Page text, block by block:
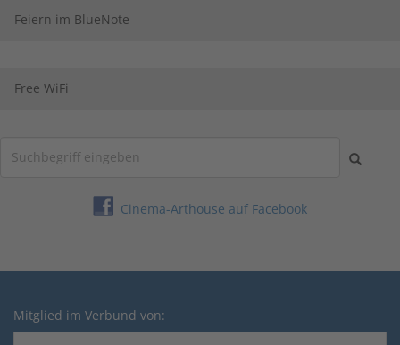
Feiern im BlueNote
Free WiFi
Cinema-Arthouse auf Facebook
Mitglied im Verbund von: